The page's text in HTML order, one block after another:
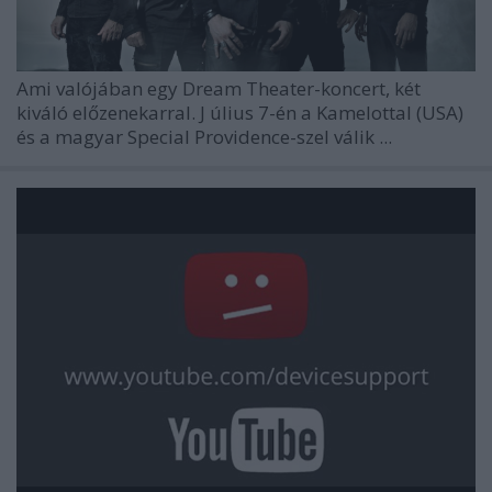
Ami valójában egy Dream Theater-koncert, két
kiváló előzenekarral. J úlius 7-én a Kamelottal (USA)
és a magyar Special Providence-szel válik ...